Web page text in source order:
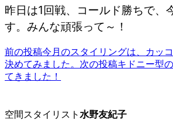
昨日は1回戦、コールド勝ちで、
す。みんな頑張って～！
投
稿
ビ
前の投稿今月のスタイリングは、カッ
決めてみました。 次の投稿キドニー型
てきました！
空間スタイリスト 水野友紀子